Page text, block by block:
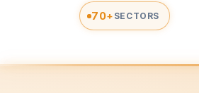
70+ SECTORS